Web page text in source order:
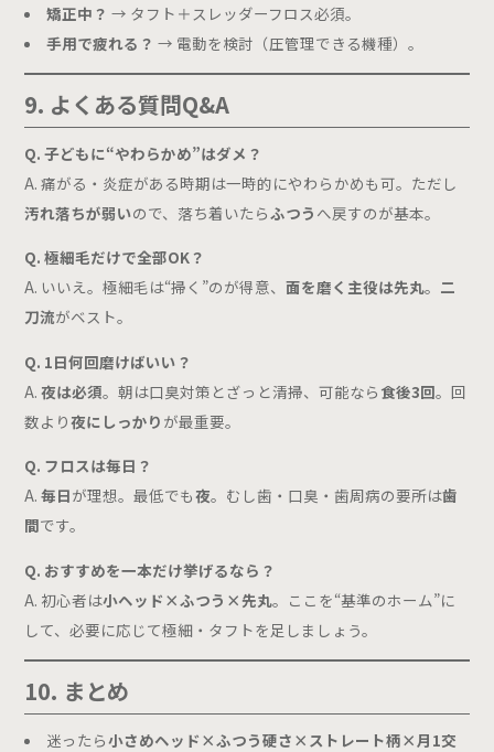
矯正中？ → タフト＋スレッダーフロス必須。
手用で疲れる？ → 電動を検討（圧管理できる機種）。
9. よくある質問Q&A
Q. 子どもに“やわらかめ”はダメ？
A. 痛がる・炎症がある時期は一時的にやわらかめも可。ただし
汚れ落ちが弱いので、落ち着いたらふつう へ戻すのが基本。
Q. 極細毛だけで全部OK？
A. いいえ。極細毛は“掃く”のが得意、面を磨く主役は先丸。 二
刀流がベスト。
Q. 1日何回磨けばいい？
A.夜は必須。朝は口臭対策とざっと清掃、可能なら 食後3回。回
数より夜にしっかり が最重要。
Q. フロスは毎日？
A.毎日が理想。最低でも夜。むし歯・口臭・歯周病の要所は歯
間です。
Q. おすすめを一本だけ挙げるなら？
A. 初心者は小ヘッド×ふつう×先丸。ここを“基準のホーム”に
して、必要に応じて極細・タフトを足しましょう。
10. まとめ
迷ったら小さめヘッド×ふつう硬さ×ストレート柄×月1交